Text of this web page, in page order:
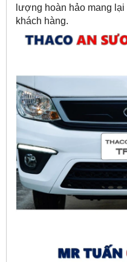
lượng hoàn hảo mang
khách hàng.